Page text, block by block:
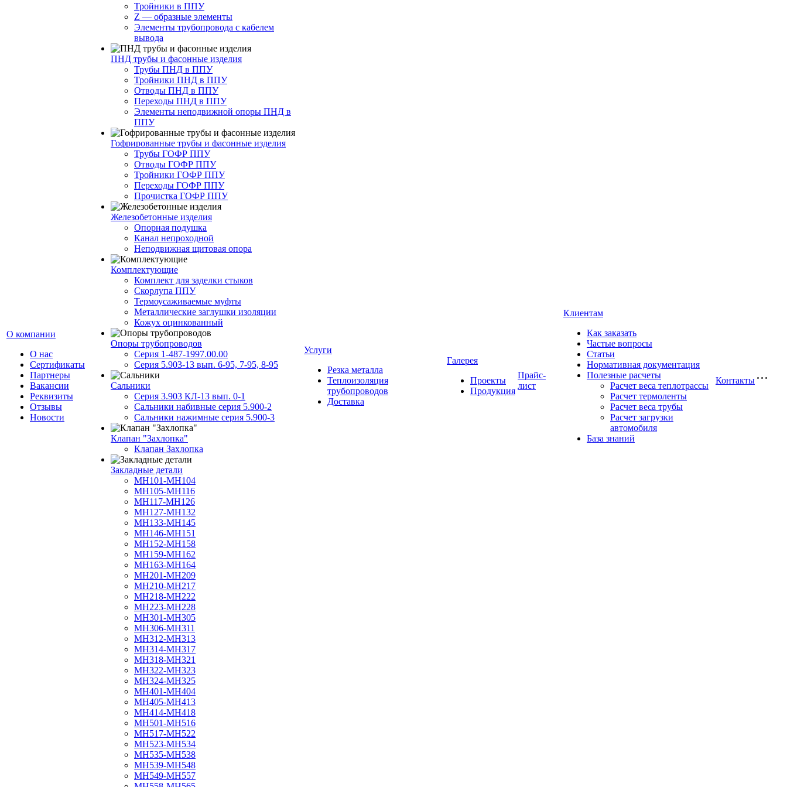
О компании
О нас
Сертификаты
Партнеры
Вакансии
Реквизиты
Отзывы
Новости
Тройники в ППУ
Z — образные элементы
Элементы трубопровода с кабелем
вывода
ПНД трубы и фасонные изделия
Трубы ПНД в ППУ
Тройники ПНД в ППУ
Отводы ПНД в ППУ
Переходы ПНД в ППУ
Элементы неподвижной опоры ПНД в
ППУ
Гофрированные трубы и фасонные изделия
Трубы ГОФР ППУ
Отводы ГОФР ППУ
Тройники ГОФР ППУ
Переходы ГОФР ППУ
Прочистка ГОФР ППУ
Железобетонные изделия
Опорная подушка
Канал непроходной
Неподвижная щитовая опора
Комплектующие
Комплект для заделки стыков
Скорлупа ППУ
Термоусаживаемые муфты
Металлические заглушки изоляции
Кожух оцинкованный
Опоры трубопроводов
Серия 1-487-1997.00.00
Серия 5.903-13 вып. 6-95, 7-95, 8-95
Сальники
Серия 3.903 КЛ-13 вып. 0-1
Сальники набивные серия 5.900-2
Сальники нажимные серия 5.900-3
Клапан "Захлопка"
Клапан Захлопка
Закладные детали
МН101-МН104
МН105-МН116
МН117-МН126
МН127-МН132
МН133-МН145
МН146-МН151
МН152-МН158
МН159-МН162
МН163-МН164
МН201-МН209
МН210-МН217
МН218-МН222
МН223-МН228
МН301-МН305
МН306-МН311
МН312-МН313
МН314-МН317
МН318-МН321
МН322-МН323
МН324-МН325
МН401-МН404
МН405-МН413
МН414-МН418
МН501-МН516
МН517-МН522
МН523-МН534
МН535-МН538
МН539-МН548
МН549-МН557
Услуги
Резка металла
Теплоизоляция
трубопроводов
Доставка
Галерея
Проекты
Продукция
Прайс-
лист
Клиентам
Как заказать
Частые вопросы
Статьи
Нормативная документация
Полезные расчеты
Расчет веса теплотрассы
Расчет термоленты
Расчет веса трубы
Расчет загрузки
автомобиля
База знаний
Контакты